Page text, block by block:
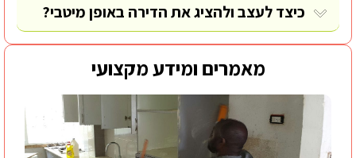
כיצד לעצב ולהציג את הדירה באופן מיטבי?
מאמרים ומידע מקצועי